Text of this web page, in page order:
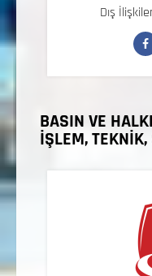
Dış
BASIN VE
İŞLEM, TEKNİK,